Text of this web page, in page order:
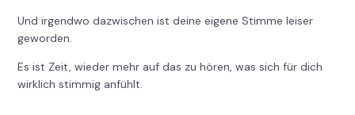
Und irgendwo dazwischen ist deine eigene Stimme leiser
geworden.
Es ist Zeit, wieder mehr auf das zu hören, was sich für dich
wirklich stimmig anfühlt.